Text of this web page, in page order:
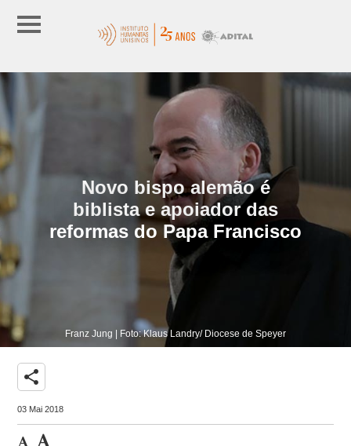
Novo bispo alemão é
biblista e apoiador das
reformas do Papa Francisco
Franz Jung | Foto: Klaus Landry/ Diocese de Speyer
share
03 Mai 2018